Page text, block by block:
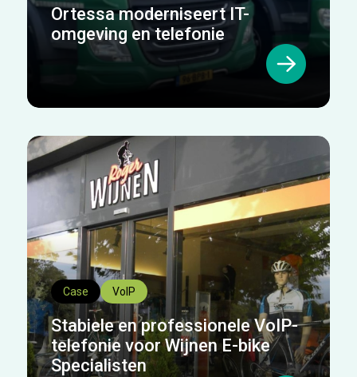
Ortessa moderniseert IT-
omgeving en telefonie
Case VoIP
Stabiele en professionele VoIP-
telefonie voor Wijnen E-bike
Specialisten